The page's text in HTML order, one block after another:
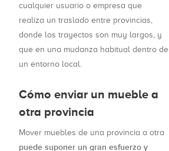
cualquier usuario o empresa que
realiza un traslado entre provincias,
donde los trayectos son muy largos, y
que en una mudanza habitual dentro de
un entorno local.
Cómo enviar un mueble a
otra provincia
Mover muebles de una provincia a otra
puede suponer un gran esfuerzo y